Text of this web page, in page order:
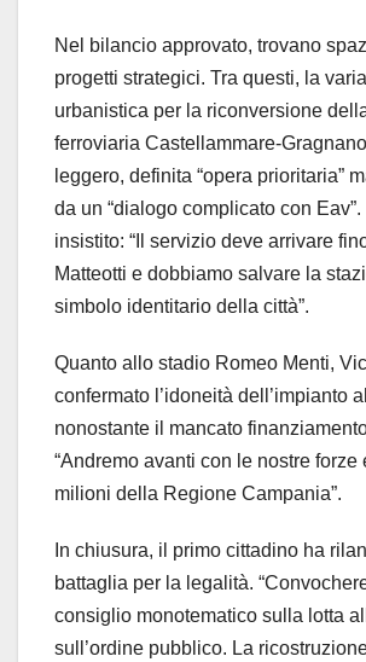
Nel bilancio approvato, trovano
progetti strategici. Tra questi, la
urbanistica per la riconversione
ferroviaria Castellammare-
leggero, definita “opera prioritaria”
da un “dialogo complicato con
insistito: “Il servizio deve arrivare
Matteotti e dobbiamo salvare la
simbolo identitario della città”.
Quanto allo stadio Romeo Menti,
confermato l’idoneità dell’impianto
nonostante il mancato
“Andremo avanti con le nostre forze
milioni della Regione Campania”.
In chiusura, il primo cittadino ha
battaglia per la legalità.
consiglio monotematico sulla lotta
sull’ordine pubblico. La